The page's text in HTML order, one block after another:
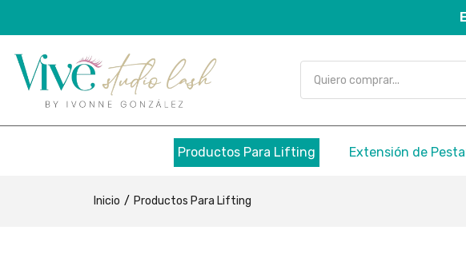
Productos Para Lifting Extensión de
Inicio Productos Para Lifting